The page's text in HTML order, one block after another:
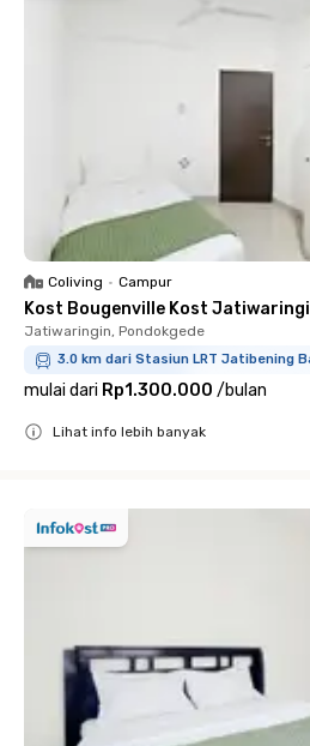
Coliving • Campur
Kost Bougenville Kost
Jatiwaringin, Pondokgede
3.0 km dari Stasiun LRT Jatibening
mulai dari Rp1.300.000 /bulan
Lihat info lebih banyak